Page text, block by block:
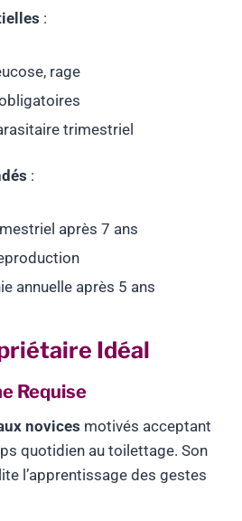
:
rage
trimestriel
:
après 7 ans
annuelle après 5 ans
Idéal
Requise
novices motivés acceptant
quotidien au toilettage. Son
l’apprentissage des gestes